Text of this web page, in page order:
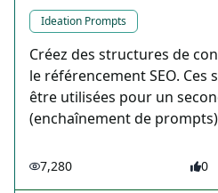
Ideation Prompts
Créez des structures de
le référencement SEO.
être utilisées pour un
(enchaînement de
7,280 0